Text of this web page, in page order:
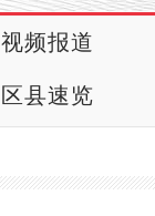
视频报道
区县速览